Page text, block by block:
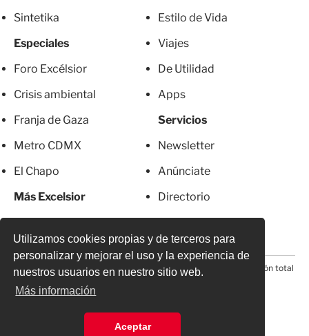
Utilizamos cookies propias y de terceros para
personalizar y mejorar el uso y la experiencia de
nuestros usuarios en nuestro sitio web.
Más información
Aceptar
Sintetika
Especiales
Foro Excélsior
Crisis ambiental
Franja de Gaza
Metro CDMX
El Chapo
Más Excelsior
Estilo de Vida
Viajes
De Utilidad
Apps
Servicios
Newsletter
Anúnciate
Directorio
© 2026 Todos los derechos reservados. Prohibida la reproducción total
o parcial, incluyendo cualquier medio electrónico*